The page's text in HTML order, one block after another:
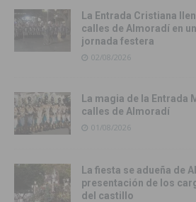
La Entrada Cristiana
calles de Almoradí en
jornada festera
02/08/2026
La magia de la Entrada
calles de Almoradí
01/08/2026
La fiesta se adueña de
presentación de los
del castillo